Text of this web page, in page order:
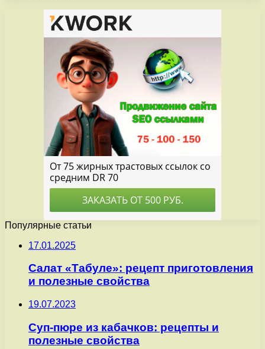
Популярные статьи
17.01.2025
Салат «Табуле»: рецепт приготовления
и полезные свойства
19.07.2023
Суп-пюре из кабачков: рецепты и
полезные свойства